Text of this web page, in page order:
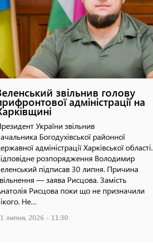
16 липня, 2026 - 14:14
звільнив голову
адміністрації на
України звільнив
Богодухівської районної
адміністрації Харківської області.
розпорядження Володимир
підписав 30 липня. Причина
— заява Рисцова. Замість
Рисцова поки що не призначили
Не…
липня, 2026 - 11:30